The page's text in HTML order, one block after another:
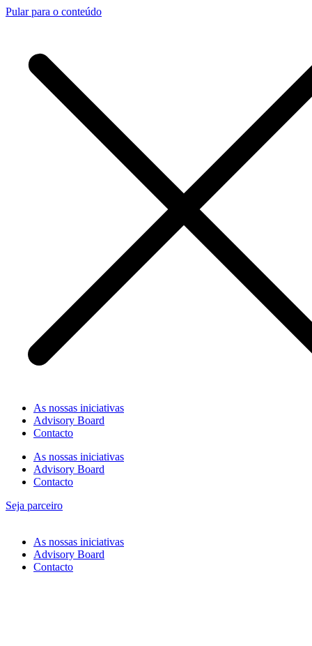
Pular para o conteúdo
As nossas iniciativas
Advisory Board
Contacto
As nossas iniciativas
Advisory Board
Contacto
Seja parceiro
As nossas iniciativas
Advisory Board
Contacto